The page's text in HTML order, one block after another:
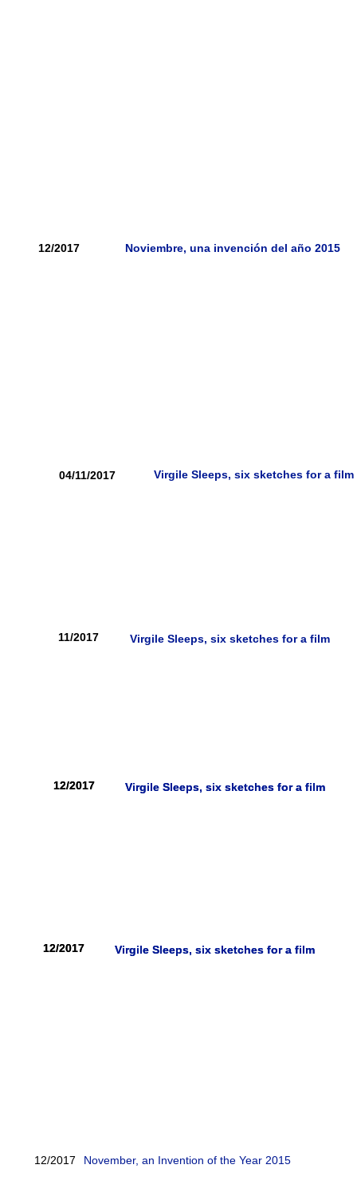
12/2017 Virgile Sleeps, six sketches for a film
11/2017 Virgile Sleeps, six sketches for a film
12/2017 Virgile Sleeps, six sketches for a film
12/2017 Virgile Sleeps, six sketches for a film
12/2017 Virgile Sleeps, six sketches for a film
12/2017 November, an Invention of the Year 2015
04/11/2017 Virgile Sleeps, six sketches for a film
Noviembre, una invención del año 2015
12/2017